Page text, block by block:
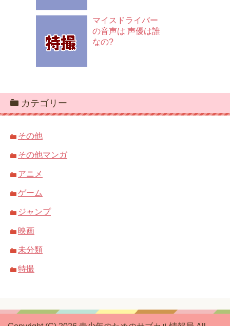
マイスドライバー
の音声は 声優は誰
なの?
カテゴリー
その他
その他マンガ
アニメ
ゲーム
ジャンプ
映画
未分類
特撮